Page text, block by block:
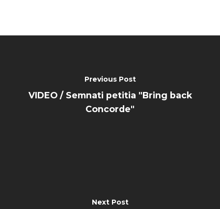
Previous Post
VIDEO / Semnati petitia "Bring back
Concorde"
Next Post